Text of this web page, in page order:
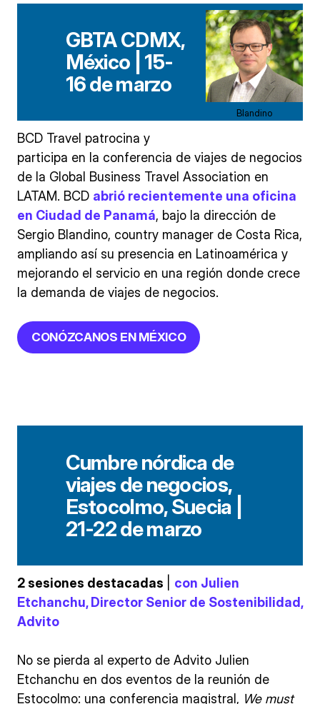
Blandino
GBTA CDMX,
México | 15-
16 de marzo
BCD Travel patrocina y
participa en la conferencia de viajes de negocios
de la Global Business Travel Association en
LATAM. BCD abrió recientemente una oficina
en Ciudad de Panamá, bajo la dirección de
Sergio Blandino, country manager de Costa Rica,
ampliando así su presencia en Latinoamérica y
mejorando el servicio en una región donde crece
la demanda de viajes de negocios.
CONÓZCANOS EN MÉXICO
Cumbre nórdica de
viajes de negocios,
Estocolmo, Suecia |
21-22 de marzo
2 sesiones destacadas
con Julien
Etchanchu, Director Senior de Sostenibilidad,
Advito
No se pierda al experto de Advito Julien
Etchanchu en dos eventos de la reunión de
Estocolmo: una conferencia magistral, We must